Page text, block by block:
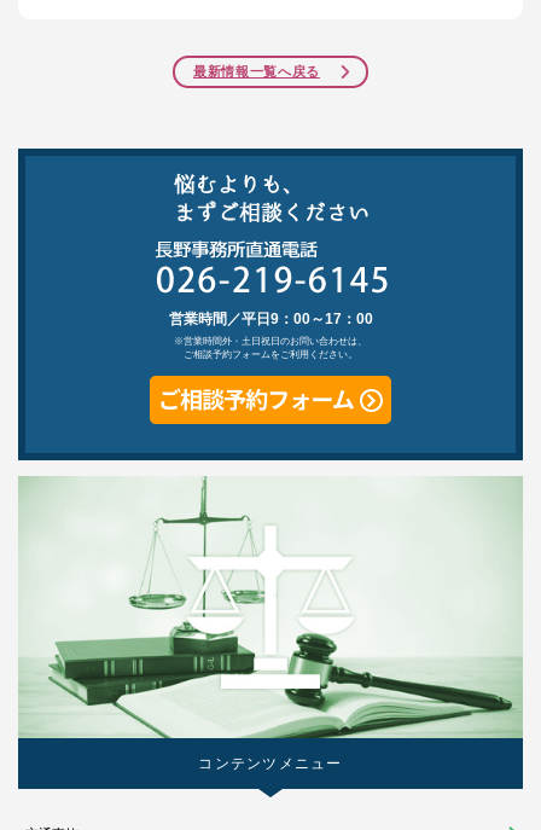
最新情報一覧へ戻る
営業時間／平日9：00～17：00
※営業時間外・土日祝日のお問い合わせは、
ご相談予約フォームをご利用ください。
コンテンツメニュー